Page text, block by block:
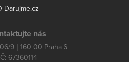
Darujme.cz
nás
9 | 160 00 Praha 6
IČ: 67360114